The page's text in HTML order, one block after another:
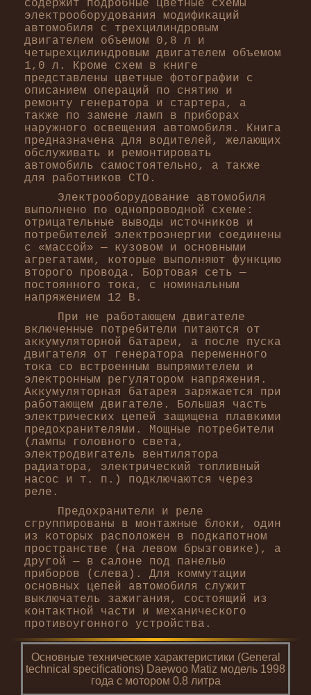
содержит подробные цветные схемы
электрооборудования модификаций
автомобиля с трехцилиндровым
двигателем объемом 0,8 л и
четырехцилиндровым двигателем объемом
1,0 л. Кроме схем в книге
представлены цветные фотографии с
описанием операций по снятию и
ремонту генератора и стартера, а
также по замене ламп в приборах
наружного освещения автомобиля. Книга
предназначена для водителей, желающих
обслуживать и ремонтировать
автомобиль самостоятельно, а также
для работников СТО.
Электрооборудование автомобиля
выполнено по однопроводной схеме:
отрицательные выводы источников и
потребителей электроэнергии соединены
с «массой» — кузовом и основными
агрегатами, которые выполняют функцию
второго провода. Бортовая сеть —
постоянного тока, с номинальным
напряжением 12 В.
При не работающем двигателе
включенные потребители питаются от
аккумуляторной батареи, а после пуска
двигателя от генератора переменного
тока со встроенным выпрямителем и
электронным регулятором напряжения.
Аккумуляторная батарея заряжается при
работающем двигателе. Большая часть
электрических цепей защищена плавкими
предохранителями. Мощные потребители
(лампы головного света,
электродвигатель вентилятора
радиатора, электрический топливный
насос и т. п.) подключаются через
реле.
Предохранители и реле
сгруппированы в монтажные блоки, один
из которых расположен в подкапотном
пространстве (на левом брызговике), а
другой — в салоне под панелью
приборов (слева). Для коммутации
основных цепей автомобиля служит
выключатель зажигания, состоящий из
контактной части и механического
противоугонного устройства.
Основные технические характеристики (General
technical specifications) Daewoo Matiz модель 1998
года с мотором 0.8 литра